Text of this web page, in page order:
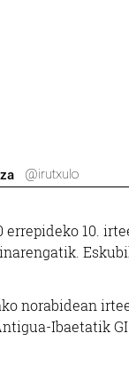
@irutxulo
errepideko 10.
norabidean
Ibaetatik